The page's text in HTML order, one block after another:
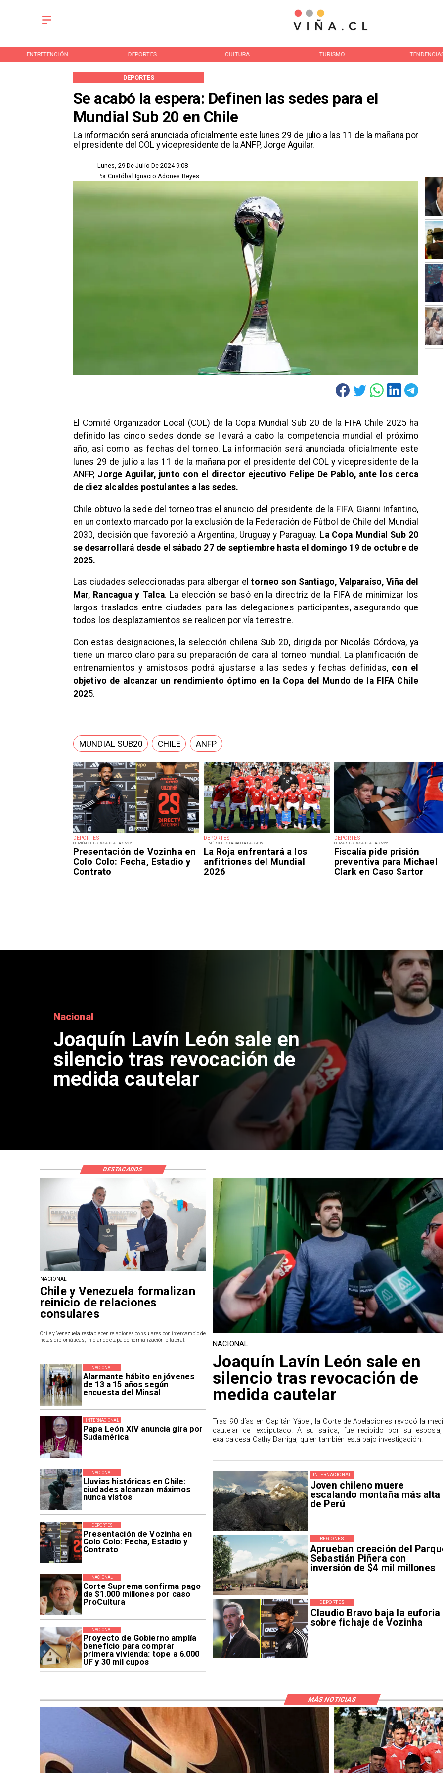
ENTRETENCIÓN DEPORTES CULTURA TURISMO
Se acabó la espera: Definen las sedes para el
Mundial Sub 20 en Chile
La información será anunciada oficialmente este lunes 29 de julio a las 11 de la mañana por
el presidente del COL y vicepresidente de la ANFP, Jorge Aguilar.
DEPORTES
Lunes, 29 De Julio De 2024 9:08
Cristóbal Ignacio Adones Reyes
Por
DEPORTES
EL MIÉRCOLES PASADO A LAS 9:35
Presentación de Vozinha en
Colo Colo: Fecha, Estadio y
Contrato
DEPORTES
EL MIÉRCOLES PASADO A LAS 9:35
La Roja enfrentará a los
anfitriones del Mundial
2026
DEPORTES
EL MARTES PASADO A LAS 9:55
Fiscalía pide prisión
preventiva para Michael
Clark en Caso Sartor
El Comité Organizador Local (COL) de la Copa Mundial Sub 20 de la FIFA Chile 2025 ha
definido las cinco sedes donde se llevará a cabo la competencia mundial el próximo
año, así como las fechas del torneo. La información será anunciada oficialmente este
lunes 29 de julio a las 11 de la mañana por el presidente del COL y vicepresidente de la
ANFP, Jorge Aguilar, junto con el director ejecutivo Felipe De Pablo, ante los cerca
de diez alcaldes postulantes a las sedes.
Chile obtuvo la sede del torneo tras el anuncio del presidente de la FIFA, Gianni Infantino,
en un contexto marcado por la exclusión de la Federación de Fútbol de Chile del Mundial
2030, decisión que favoreció a Argentina, Uruguay y Paraguay. La Copa Mundial Sub 20
se desarrollará desde el sábado 27 de septiembre hasta el domingo 19 de octubre de
2025.
Las ciudades seleccionadas para albergar eltorneo son Santiago, Valparaíso, Viña del
Mar, Rancagua y Talca. La elección se basó en la directriz de la FIFA de minimizar los
largos traslados entre ciudades para las delegaciones participantes, asegurando que
todos los desplazamientos se realicen por vía terrestre.
Con estas designaciones, la selección chilena Sub 20, dirigida por Nicolás Córdova, ya
tiene un marco claro para su preparación de cara al torneo mundial. La planificación de
entrenamientos y amistosos podrá ajustarse a las sedes y fechas definidas, con el
objetivo de alcanzar un rendimiento óptimo en la Copa del Mundo de la FIFA Chile
2025.
MUNDIAL SUB20 CHILE ANFP
Chile y Venezuela
reinicio de relaciones
consulares
Alarmante hábito en jóvenes
de 13 a 15 años según
encuesta del Minsal
NACIONAL
Papa León XIV anuncia gira por
Sudamérica
INTERNACIONAL
Lluvias históricas en Chile:
ciudades alcanzan máximos
nunca vistos
NACIONAL
Presentación de Vozinha en
Colo Colo: Fecha, Estadio y
Contrato
DEPORTES
Corte Suprema confirma pago
de $1.000 millones por caso
ProCultura
NACIONAL
Proyecto de Gobierno amplía
beneficio para comprar
primera vivienda: tope a 6.000
UF y 30 mil cupos
NACIONAL
Joven chileno muere
escalando montaña más alta
de Perú
INTERNACIONAL
Aprueban creación del
Sebastián Piñera con
inversión de $4 mil millones
REGIONES
Claudio Bravo baja la euforia
sobre fichaje de Vozinha
DEPORTES
NACIONAL
Chile y Venezuela formalizan
reinicio de relaciones
consulares
Chile y Venezuela restablecen relaciones consulares con intercambio de
notas diplomáticas, iniciando etapa de normalización bilateral.
NACIONAL
Joaquín Lavín León sale en
silencio tras revocación de
medida cautelar
Tras 90 días en Capitán Yáber, la Corte de Apelaciones revocó la
cautelar del exdiputado. A su salida, fue recibido por su
exalcaldesa Cathy Barriga, quien también está bajo investigación.
DESTACADOS
MÁS NOTICIAS